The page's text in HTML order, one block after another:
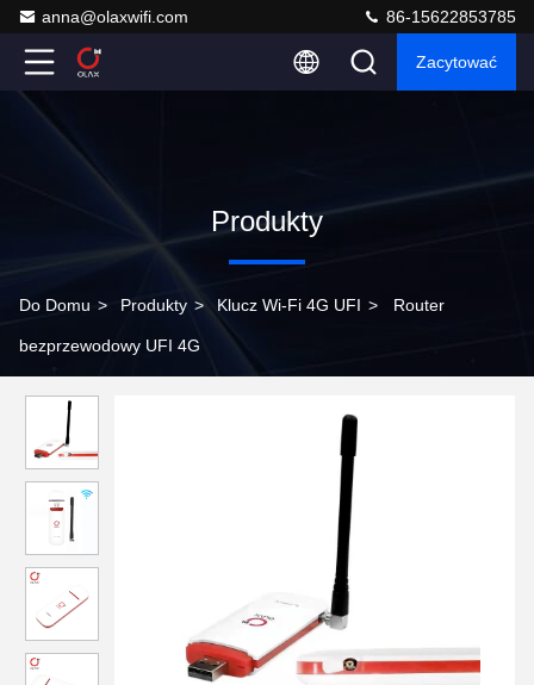
anna@olaxwifi.com 86-15622853785
Zacytować
Produkty
Do Domu > Produkty > Klucz Wi-Fi 4G UFI > Router
bezprzewodowy UFI 4G